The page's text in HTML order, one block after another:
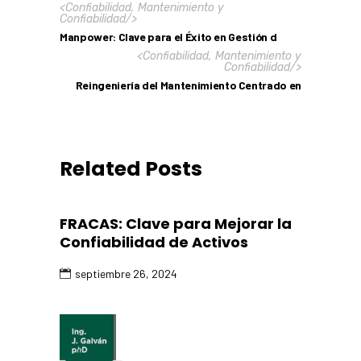
<Confiabilidad, Mantenimiento y
Confiabilidad/>
Manpower: Clave para el Éxito en Gestión d
<Confiabilidad, Mantenimiento y
Confiabilidad/>
Reingeniería del Mantenimiento Centrado en
Related Posts
FRACAS: Clave para Mejorar la
Confiabilidad de Activos
septiembre 26, 2024